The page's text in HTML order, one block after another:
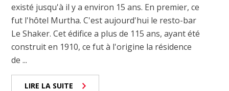
existé jusqu'à il y a environ 15 ans. En premier, ce
fut l'hôtel Murtha. C'est aujourd'hui le resto-bar
Le Shaker. Cet édifice a plus de 115 ans, ayant été
construit en 1910, ce fut à l'origine la résidence
de ...
LIRE LA SUITE